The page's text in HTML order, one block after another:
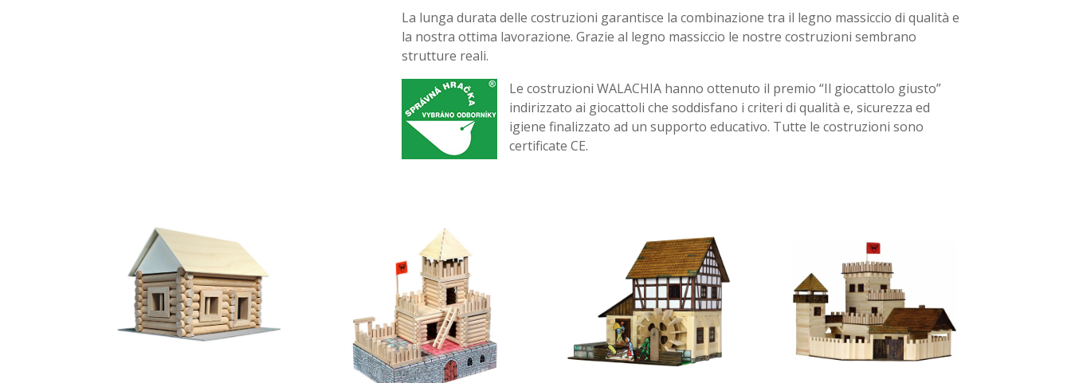
La lunga durata delle costruzioni garantisce la combinazione tra il legno massiccio di qualità e
la nostra ottima lavorazione. Grazie al legno massiccio le nostre costruzioni sembrano
strutture reali.
Le costruzioni WALACHIA hanno ottenuto il premio “Il giocattolo giusto”
indirizzato ai giocattoli che soddisfano i criteri di qualità e, sicurezza ed
igiene finalizzato ad un supporto educativo. Tutte le costruzioni sono
certificate CE.